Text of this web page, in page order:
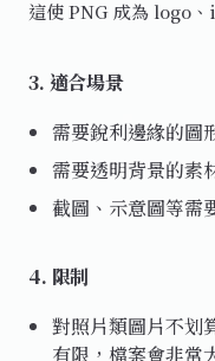
這使 PNG 成為 logo
3. 適合場景
需要銳利邊緣的圖
需要透明背景的素
截圖、示意圖等需
4. 限制
對照片類圖片不划
有限，檔案會非常